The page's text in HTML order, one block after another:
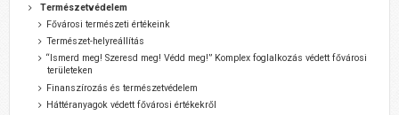
Természetvédelem
Fővárosi természeti értékeink
Természet-helyreállítás
“Ismerd meg! Szeresd meg! Védd meg!” Komplex foglalkozás védett fővárosi
területeken
Finanszírozás és természetvédelem
Háttéranyagok védett fővárosi értékekről